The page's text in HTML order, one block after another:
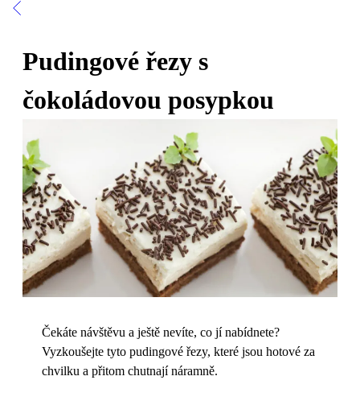
Pudingové řezy s
čokoládovou posypkou
Čekáte návštěvu a ještě nevíte, co jí nabídnete?
Vyzkoušejte tyto pudingové řezy, které jsou hotové za
chvilku a přitom chutnají náramně.